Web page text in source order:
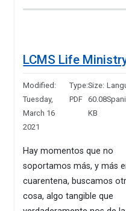
LCMS Life
Modified:
Tuesday,
March 16
2021
Type:
PDF
Size:
60.08
KB
Hay momentos que no
soportamos más, y más
cuarentena, buscamos
cosa, algo tangible que